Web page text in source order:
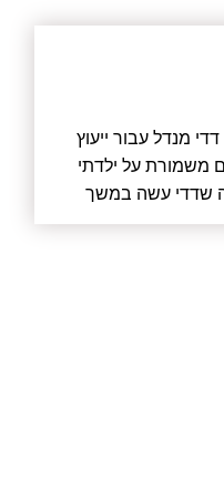
מנדל עבור ייעוץ
משמורת על ילדתי
שדדי עשה במשך
מעוררת כבוד. לא רק